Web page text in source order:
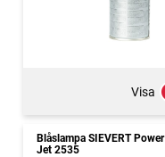
Visa
Blåslampa SIEVERT Power
Jet 2535